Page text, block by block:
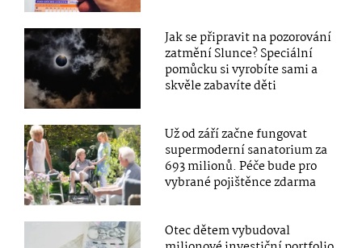
Jak se připravit na pozorování
zatmění Slunce? Speciální
pomůcku si vyrobíte sami a
skvěle zabavíte děti
Už od září začne fungovat
supermoderní sanatorium za
693 milionů. Péče bude pro
vybrané pojištěnce zdarma
Otec dětem vybudoval